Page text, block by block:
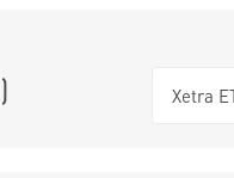
) Xetra